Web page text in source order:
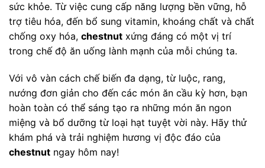
sức khỏe. Từ việc cung cấp năng lượng bền vững, hỗ
trợ tiêu hóa, đến bổ sung vitamin, khoáng chất và chất
chống oxy hóa, chestnut xứng đáng có một vị trí
trong chế độ ăn uống lành mạnh của mỗi chúng ta.
Với vô vàn cách chế biến đa dạng, từ luộc, rang,
nướng đơn giản cho đến các món ăn cầu kỳ hơn, bạn
hoàn toàn có thể sáng tạo ra những món ăn ngon
miệng và bổ dưỡng từ loại hạt tuyệt vời này. Hãy thử
khám phá và trải nghiệm hương vị độc đáo của
chestnut ngay hôm nay!